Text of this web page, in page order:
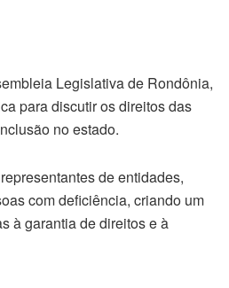
Legislativa de Rondônia,
para discutir os direitos das
no estado.
de entidades,
com deficiência, criando um
à garantia de direitos e à